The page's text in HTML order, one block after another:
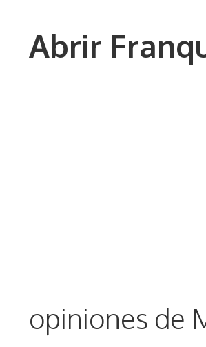
contenidoAbrir
opiniones de